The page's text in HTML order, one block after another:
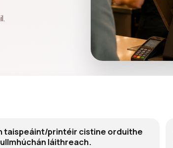
taispeáint/printéir cistine orduithe
láithreach.